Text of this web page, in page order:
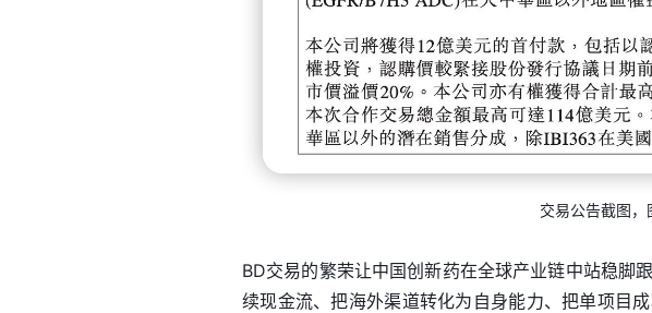
交易公告截图，
BD交易的繁荣让中国创新药在全球产业链中站稳脚
续现金流、把海外渠道转化为自身能力、把单项目